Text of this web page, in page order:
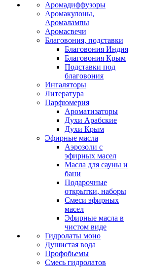
Аромадиффузоры
Аромакулоны,
Аромалампы
Аромасвечи
Благовония, подставки
Благовония Индия
Благовония Крым
Подставки под
благовония
Ингаляторы
Литература
Парфюмерия
Ароматизаторы
Духи Арабские
Духи Крым
Эфирные масла
Аэрозоли с
эфирных масел
Масла для сауны и
бани
Подарочные
открытки, наборы
Смеси эфирных
масел
Эфирные масла в
чистом виде
Гидролаты моно
Душистая вода
Профобьемы
Смесь гидролатов